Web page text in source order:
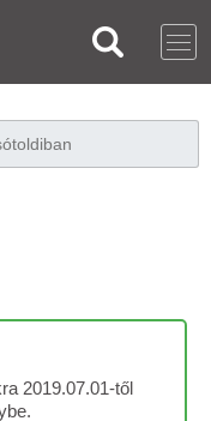
2019.07.01-től